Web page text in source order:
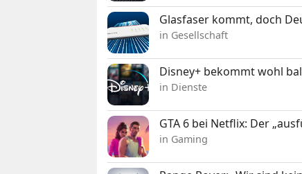
Glasfaser kommt, doch
in Gesellschaft
Disney+ bekommt wohl
in Dienste
GTA 6 bei Netflix: Der
in Gaming